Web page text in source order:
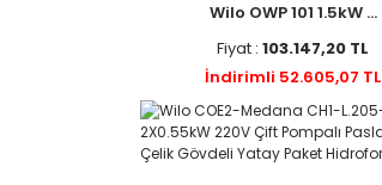
Wilo OWP 101 1.5kW ...
Fiyat : 103.147,20 TL
İndirimli 52.605,07 TL